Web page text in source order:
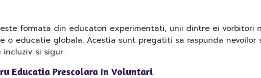
formata din educatori experimentati, unii dintre ei vorbitori
o educatie globala. Acestia sunt pregatiti sa raspunda nevoilor
si sigur.
Educatia Prescolara In Voluntari